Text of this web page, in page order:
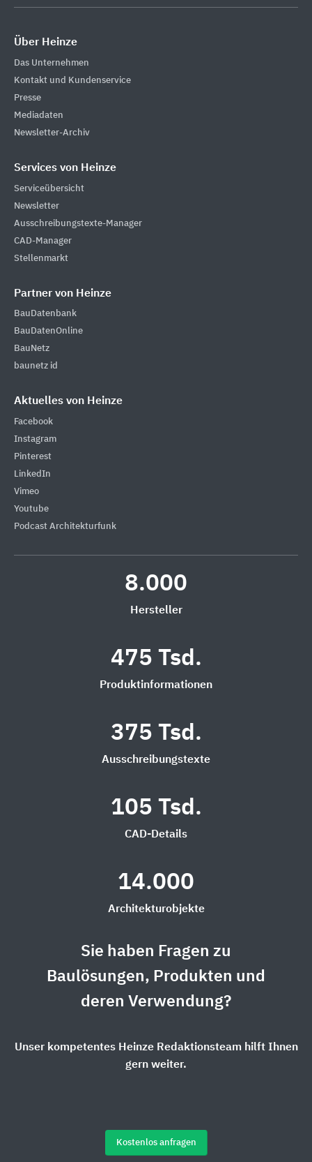
Über Heinze
Das Unternehmen
Kontakt und Kundenservice
Presse
Mediadaten
Newsletter-Archiv
Services von Heinze
Serviceübersicht
Newsletter
Ausschreibungstexte-Manager
CAD-Manager
Stellenmarkt
Partner von Heinze
BauDatenbank
BauDatenOnline
BauNetz
baunetz id
Aktuelles von Heinze
Facebook
Instagram
Pinterest
LinkedIn
Vimeo
Youtube
Podcast Architekturfunk
8.000
Hersteller
475 Tsd.
Produktinformationen
375 Tsd.
Ausschreibungstexte
105 Tsd.
CAD-Details
14.000
Architekturobjekte
Sie haben Fragen zu
Baulösungen, Produkten und
deren Verwendung?
Unser kompetentes Heinze Redaktionsteam hilft Ihnen
gern weiter.
Kostenlos anfragen